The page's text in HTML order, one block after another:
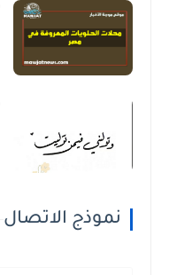
نموذج الاتصال